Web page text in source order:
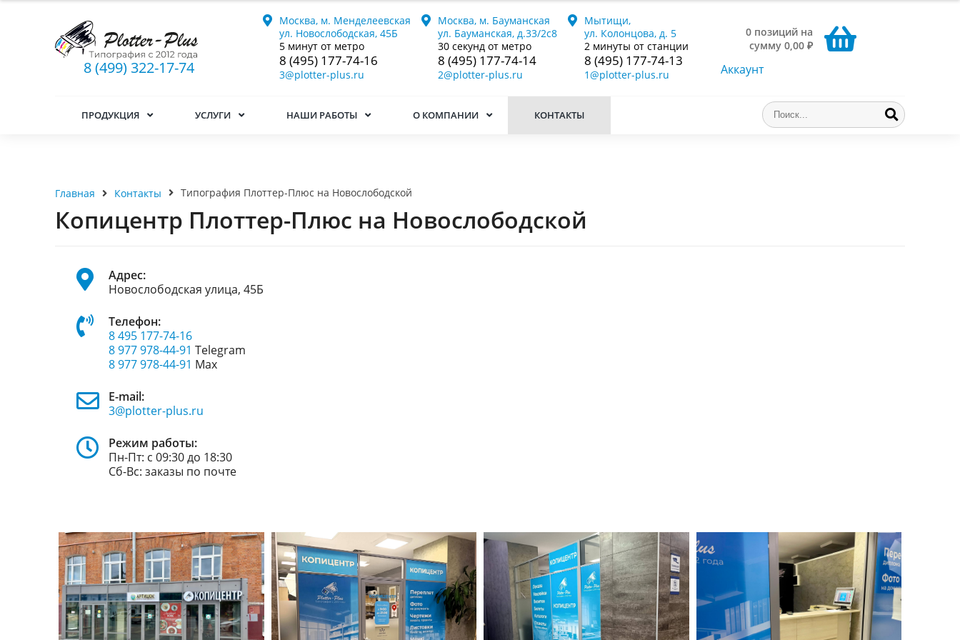
8 (499) 322-17-74
Москва, м. Менделеевская
ул. Новослободская, 45Б
5 минут от метро
8 (495) 177-74-16
3@plotter-plus.ru
Москва, м. Бауманская
ул. Бауманская, д.33/2с8
30 секунд от метро
8 (495) 177-74-14
2@plotter-plus.ru
Мытищи,
ул. Колонцова, д. 5
2 минуты от станции
8 (495) 177-74-13
1@plotter-plus.ru
0 позиций на
сумму 0,00 ₽
Аккаунт
ПРОДУКЦИЯ УСЛУГИ НАШИ РАБОТЫ О КОМПАНИИ КОНТАКТЫ
Главная Контакты Типография Плоттер-Плюс на Новослободской
Копицентр Плоттер-Плюс на Новослободской
Адрес:
Новослободская улица, 45Б
Телефон:
8 495 177-74-16
8 977 978-44-91 Telegram
8 977 978-44-91 Max
E-mail:
3@plotter-plus.ru
Режим работы:
Пн-Пт: с 09:30 до 18:30
Сб-Вс: заказы по почте